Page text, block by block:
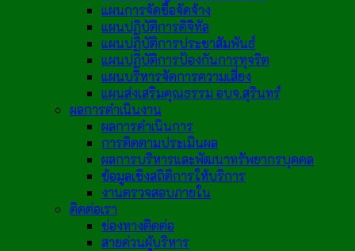
แผนการจัดซื้อจัดจ้าง
แผนปฏิบัติการดิจิทัล
แผนปฏิบัติการประชาสัมพันธ์
แผนปฏิบัติการป้องกันการทุจริต
แผนบริหารจัดการความเสี่ยง
แผนส่งเสริมคุณธรรม อบจ.สุรินทร์
ผลการดำเนินงาน
ผลการดำเนินการ
การติดตามประเมินผล
ผลการบริหารและพัฒนาทรัพยากรบุคคล
ข้อมูลเชิงสถิติการให้บริการ
งานตรวจสอบภายใน
ติดต่อเรา
ช่องทางติดต่อ
สายด่วนผู้บริหาร